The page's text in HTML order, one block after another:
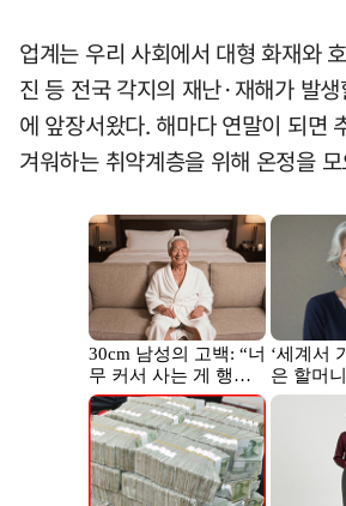
업계는 우리 사회에서 대형 화재와
진 등 전국 각지의 재난·재해가 발
에 앞장서왔다. 해마다 연말이 되면
겨워하는 취약계층을 위해 온정을